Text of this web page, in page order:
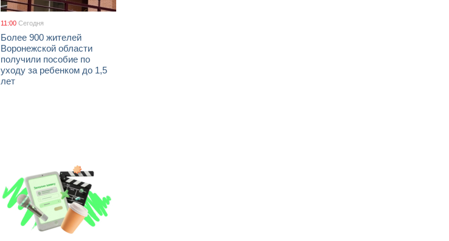
11:00 Сегодня
Более 900 жителей
Воронежской области
получили пособие по
уходу за ребенком до 1,5
лет